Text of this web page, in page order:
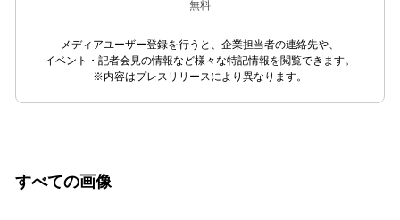
無料
メディアユーザー登録を行うと、企業担当者の連絡先や、
イベント・記者会見の情報など様々な特記情報を閲覧できます。
※内容はプレスリリースにより異なります。
すべての画像